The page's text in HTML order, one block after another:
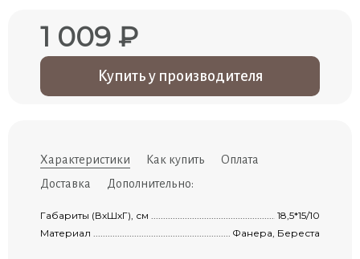
1 009 ₽
Купить у производителя
Характеристики Как купить
Оплата
Доставка
Дополнительно:
Габариты (ВхШхГ), см
18,5*15/10
Материал
Фанера, Береста